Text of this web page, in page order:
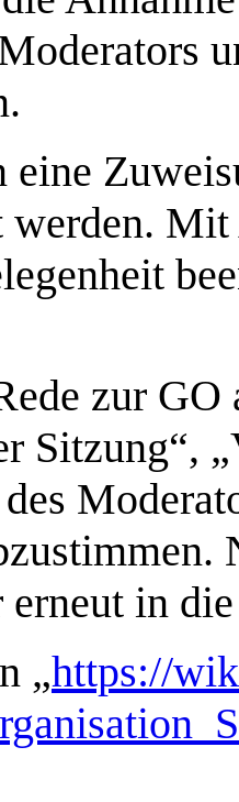
werden.
zur GO
Sitzung“,
in
„https://